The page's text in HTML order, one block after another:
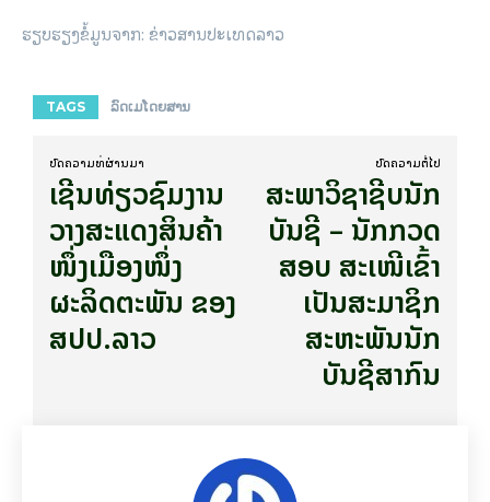
ຮຽບຮຽງຂໍ້ມູນຈາກ: ຂ່າວສານປະເທດລາວ
TAGS ລົດເມໂດຍສານ
ບົດ​ຄວາມ​ທີ່​ຜ່ານ​ມາ
ເຊີນທ່ຽວຊົມງານ
ວາງສະແດງສິນຄ້າ
ໜຶ່ງເມືອງໜຶ່ງ
ຜະລິດຕະພັນ ຂອງ
ສປປ.ລາວ
ບົດ​ຄວາມ​ຕໍ່​ໄປ
ສະພາວິຊາຊີບນັກ
ບັນຊີ – ນັກກວດ
ສອບ ສະເໜີເຂົ້າ
ເປັນສະມາຊິກ
ສະຫະພັນນັກ
ບັນຊີສາກົນ